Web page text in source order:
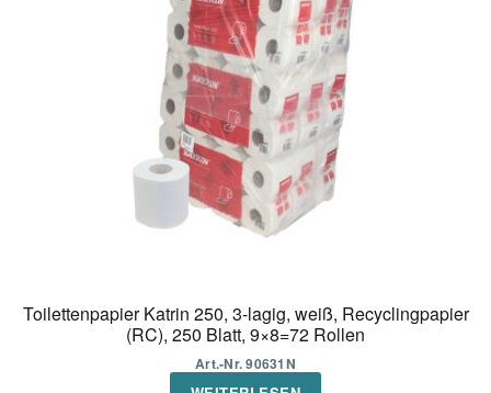
Toilettenpapier Katrin 250, 3-lagig, weiß, Recyclingpapier
(RC), 250 Blatt, 9×8=72 Rollen
Art.-Nr. 90631N